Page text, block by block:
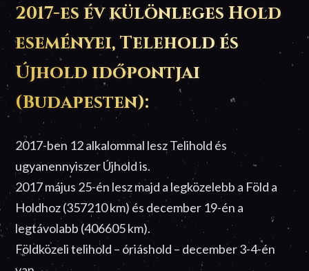
2017-es év különleges Hold
eseményei, Telehold és
Újhold időpontjai
(Budapesten):
2017-ben 12 alkalommal lesz Telihold és
ugyanennyiszer Újhold is.
2017 május 25-én lesz majd a legközelebb a Föld a
Holdhoz (357210 km) és december 19-én a
legtávolabb (406605 km).
Földközeli telihold – óriáshold – december 3-4-én